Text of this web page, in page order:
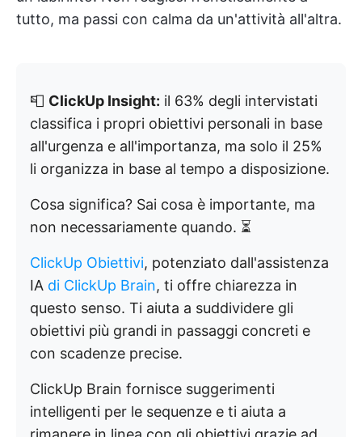
tutto, ma passi con calma da un'attività all'altra.
📮 ClickUp Insight: il 63% degli intervistati
classifica i propri obiettivi personali in base
all'urgenza e all'importanza, ma solo il 25%
li organizza in base al tempo a disposizione.
Cosa significa? Sai cosa è importante, ma
non necessariamente quando. ⏳
ClickUp Obiettivi, potenziato dall'assistenza
IA di ClickUp Brain, ti offre chiarezza in
questo senso. Ti aiuta a suddividere gli
obiettivi più grandi in passaggi concreti e
con scadenze precise.
ClickUp Brain fornisce suggerimenti
intelligenti per le sequenze e ti aiuta a